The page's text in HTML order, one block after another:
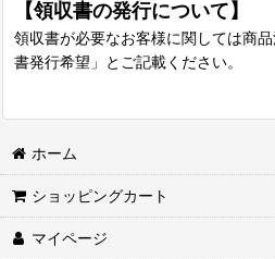
【領収書の発行について】
領収書が必要なお客様に関しては商
書発行希望」とご記載ください。
ホーム
ショッピングカート
マイページ